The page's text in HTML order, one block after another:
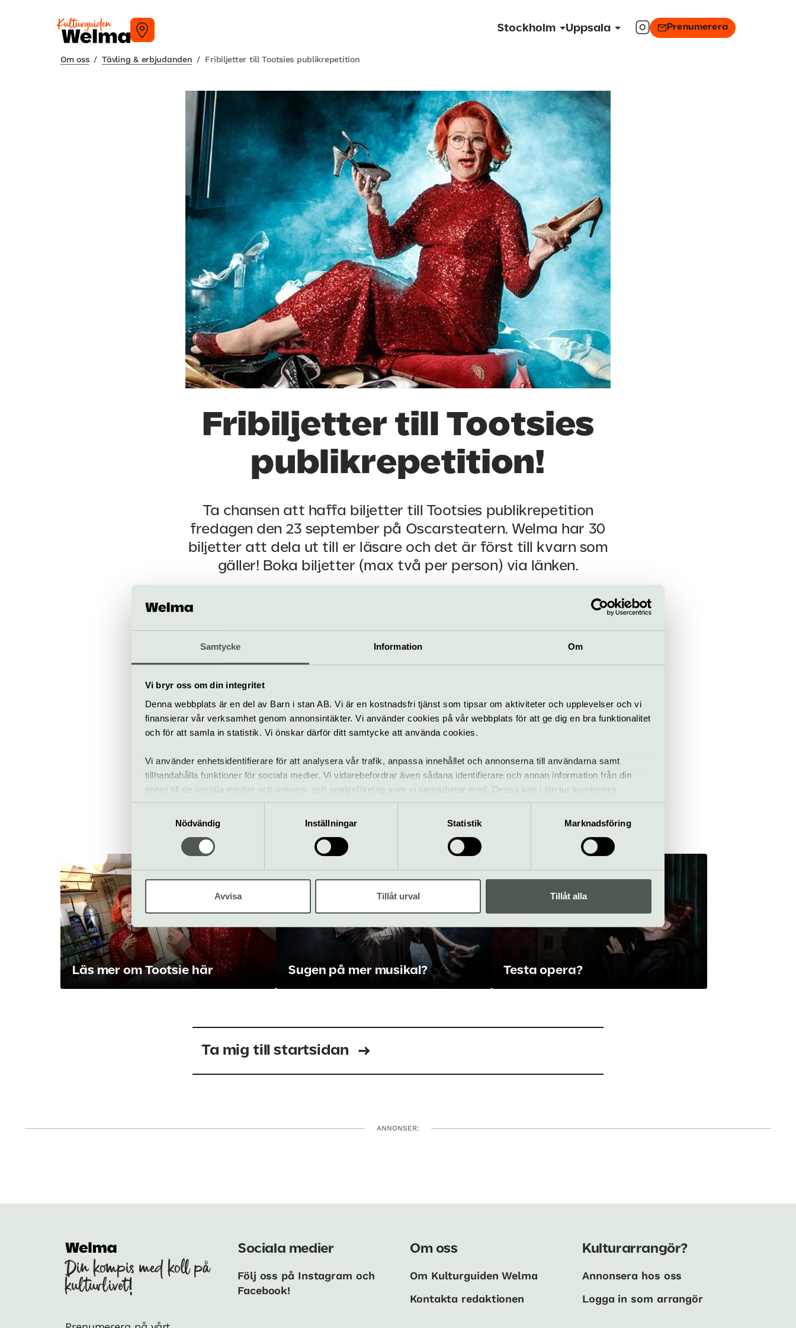
Samtycke Information Om
Vi bryr oss om din integritet
Denna webbplats är en del av Barn i stan AB. Vi är en kostnadsfri tjänst som tipsar om aktiviteter och upplevelser och vi
finansierar vår verksamhet genom annonsintäkter. Vi använder cookies på vår webbplats för att ge dig en bra funktionalitet
och för att samla in statistik. Vi önskar därför ditt samtycke att använda cookies.
Vi använder enhetsidentifierare för att analysera vår trafik, anpassa innehållet och annonserna till användarna samt
tillhandahålla funktioner för sociala medier. Vi vidarebefordrar även sådana identifierare och annan information från din
enhet till de sociala medier och annons- och analysföretag som vi samarbetar med. Dessa kan i sin tur kombinera
informationen med annan information som du har tillhandahållit eller som de har samlat in när du har använt deras tjänster.
Nödvändig
Inställningar Statistik Marknadsföring
Avvisa Tillåt urval Tillåt alla
Stockholm Uppsala Prenumerera
Om oss / Tävling & erbjudanden / Fribiljetter till Tootsies publikrepetition
Fribiljetter till Tootsies
publikrepetition!
Ta chansen att haffa biljetter till Tootsies publikrepetition
fredagen den 23 september på Oscarsteatern. Welma har 30
biljetter att dela ut till er läsare och det är först till kvarn som
gäller! Boka biljetter (max två per person) via länken.
Musikalkomedin Tootsie är baserad på den Oscarsbelönade och älskade filmen
mannen som får allt, när han spelar kvinna, har nu Sverigepremiär, och vi kan se
fram emot en färgsprakande och storslagen musikalkomedi med Robert
Gustafsson i huvudrollen.
Nu har du chansen att få fribiljetter till publikrepetitionen den 23 september. Vi
har totalt 30 platser och det är först till kvarn som gäller. Så boka dina biljetter
NU (max två per person) genom att klicka på länken!
Boka dina fribiljetter här!
Läs mer om Tootsie här Sugen på mer musikal? Testa opera?
Ta mig till startsidan
ANNONSER:
Din kompis med koll på
kulturlivet!
Sociala medier
Följ oss på Instagram och
Facebook!
Om oss
Om Kulturguiden Welma
Kontakta redaktionen
Kulturarrangör?
Annonsera hos oss
Logga in som arrangör